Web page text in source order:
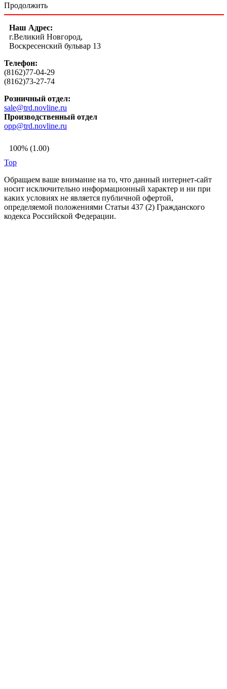
Продолжить
Наш Адрес:
г.Великий Новгород,
Воскресенский бульвар 13
Телефон:
(8162)77-04-29
(8162)73-27-74
Розничный отдел:
sale@trd.novline.ru
Производственный отдел
opp@trd.novline.ru
100% (1.00)
Top
Обращаем ваше внимание на то, что данный интернет-сайт
носит исключительно информационный характер и ни при
каких условиях не является публичной офертой,
определяемой положениями Статьи 437 (2) Гражданского
кодекса Российской Федерации.